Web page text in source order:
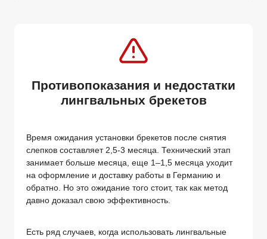
Противопоказания и недостатки
лингвальных брекетов
Время ожидания установки брекетов после снятия
слепков составляет 2,5-3 месяца. Технический этап
занимает больше месяца, еще 1–1,5 месяца уходит
на оформление и доставку работы в Германию и
обратно. Но это ожидание того стоит, так как метод
давно доказал свою эффективность.
Есть ряд случаев, когда использовать лингвальные